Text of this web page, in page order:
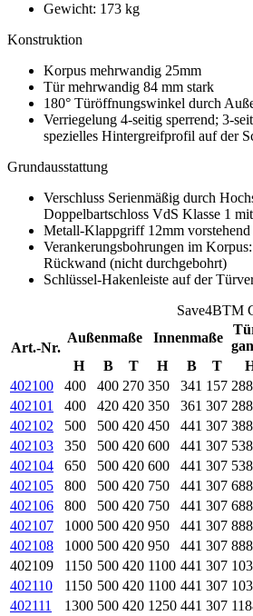
Gewicht: 173 kg
Konstruktion
Korpus mehrwandig 25mm
Tür mehrwandig 84 mm stark
180° Türöffnungswinkel durch
Verriegelung 4-seitig sperrend; 3-
spezielles Hintergreifprofil auf der
Grundausstattung
Verschluss Serienmäßig durch
Doppelbartschloss VdS Klasse 1
Metall-Klappgriff 12mm vorstehend
Verankerungsbohrungen im
Rückwand (nicht durchgebohrt)
Schlüssel-Hakenleiste auf der
Save4BTM
Art.-Nr.
Außenmaße Innenmaße
H
B T H B T
402100
400 400 270 350 341 157 288
402101
400 420 420 350 361 307 288
402102
500 500 420 450 441 307 388
402103
350 500 420 600 441 307 538
402104
650 500 420 600 441 307 538
402105
800 500 420 750 441 307 688
402106
800 500 420 750 441 307 688
402107
1000 500 420 950 441 307 888
402108
1000 500 420 950 441 307 888
402109
1150 500 420 1100 441 307
402110
1150 500 420 1100 441 307
402111
1300 500 420 1250 441 307